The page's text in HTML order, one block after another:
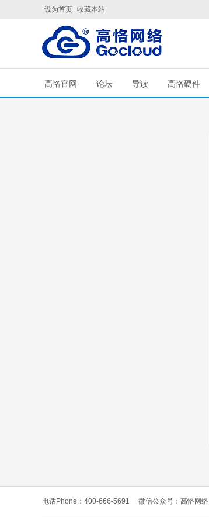
设为首页 收藏本站
高恪官网 论坛 导读 高恪硬件
电话Phone：400-666-5691 微信公众号：高恪网络